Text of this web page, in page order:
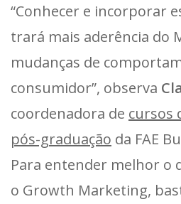
“Conhecer e incorporar
trará mais aderência do
mudanças de
consumidor”, observa
coordenadora de cursos
pós-graduação da FAE
Para entender melhor o
o Growth Marketing,